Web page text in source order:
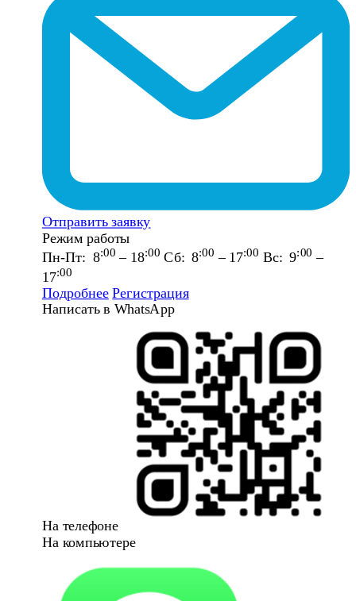
Отправить заявку
Режим работы
Пн-Пт: 8:00 – 18:00 Сб: 8:00 – 17:00 Вс: 9:00 –
17:00
Подробнее Регистрация
Написать в WhatsApp
На телефоне
На компьютере